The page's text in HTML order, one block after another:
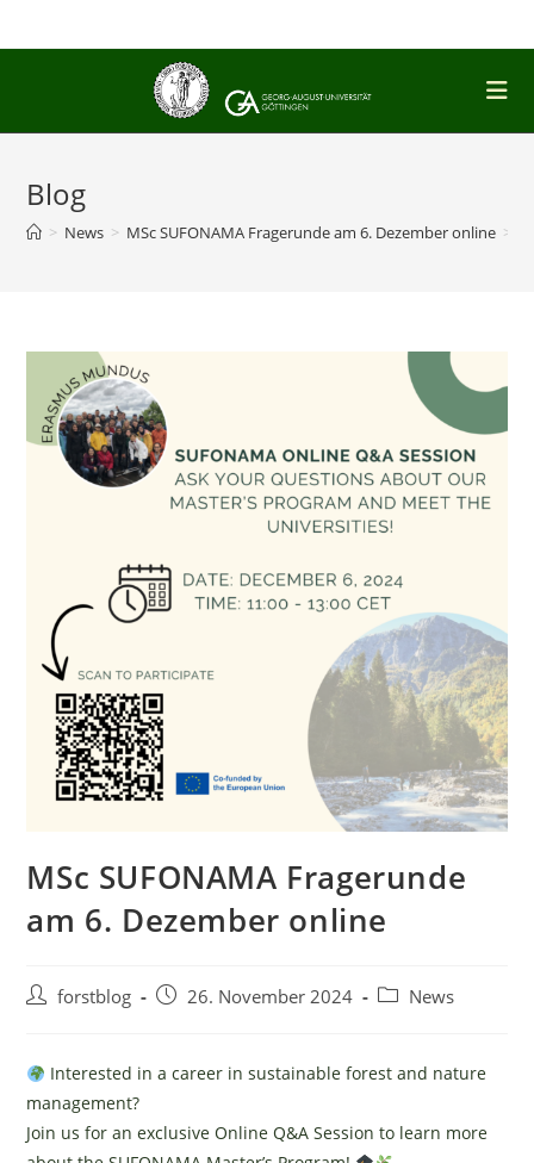
Inhalt
Blog
> News > MSc SUFONAMA Fragerunde am 6. Dezember online >
MSc SUFONAMA Fragerunde
am 6. Dezember online
Beitrags-
forstblog
Beitrag26. November 2024
Beitrags-
News
Interested in a career in sustainable forest and nature
management?
Join us for an exclusive Online Q&A Session to learn more